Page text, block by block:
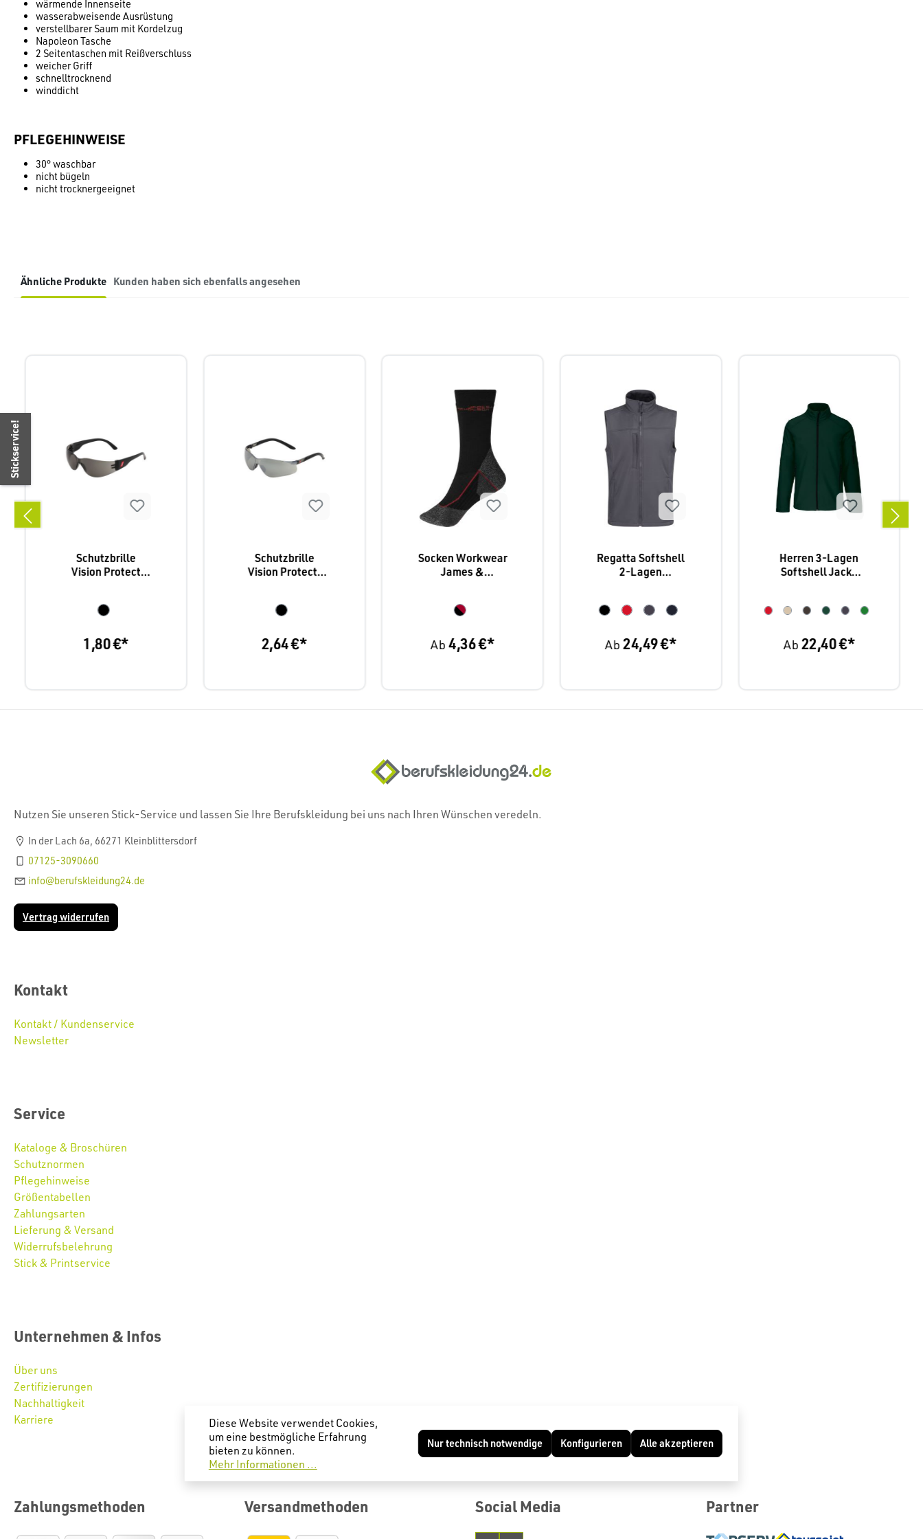
wärmende Innenseite
wasserabweisende Ausrüstung
verstellbarer Saum mit Kordelzug
Napoleon Tasche
2 Seitentaschen mit Reißverschluss
weicher Griff
schnelltrocknend
winddicht
PFLEGEHINWEISE
30° waschbar
nicht bügeln
nicht trocknergeeignet
Ähnliche Produkte Kunden haben sich ebenfalls angesehen
Schutzbrille
Vision Protect
1,80 €*
Schutzbrille
Vision Protect,
2,64 €*
Socken Workwear
James &
Ab4,36 €*
Regatta Softshell
2-Lagen
Ab 24,49 €*
Herren 3-Lagen
Softshell Jacke
Ab 22,40 €*
Nutzen Sie unseren Stick-Service und lassen Sie Ihre Berufskleidung bei uns nach Ihren Wünschen veredeln.
In der Lach 6a, 66271 Kleinblittersdorf
07125-3090660
info@berufskleidung24.de
Vertrag widerrufen
Kontakt
Kontakt / Kundenservice
Newsletter
Service
Kataloge & Broschüren
Schutznormen
Pflegehinweise
Größentabellen
Zahlungsarten
Lieferung & Versand
Widerrufsbelehrung
Stick & Printservice
Unternehmen & Infos
Über uns
Zertifizierungen
Nachhaltigkeit
Karriere
Zahlungsmethoden Versandmethoden Social Media Partner
Stickservice!
Diese Website verwendet Cookies,
um eine bestmögliche Erfahrung
bieten zu können.
Mehr Informationen ...
Nur technisch notwendige Konfigurieren Alle akzeptieren